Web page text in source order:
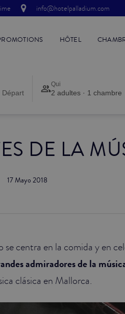
DE LA
17 Mayo 2018
centra en la comida y en
admiradores de la
clásica en Mallorca.
info@hotelpalladium.com
HÔTEL
Qui
2 adultes · 1 chambre